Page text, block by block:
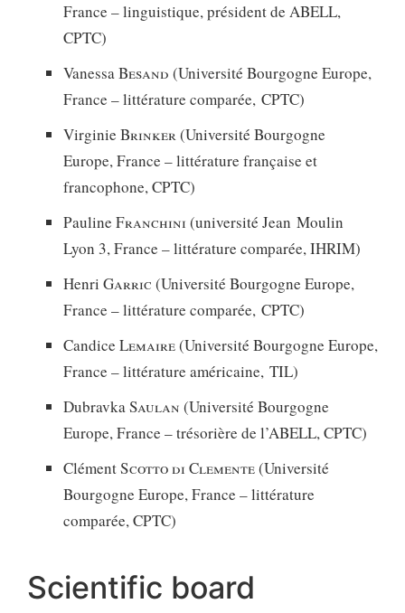
France – linguistique, président de ABELL,
CPTC)
VanessaBesand (Université Bourgogne Europe,
France – littérature comparée, CPTC)
Virginie Brinker(Université Bourgogne
Europe, France – littérature française et
francophone, CPTC)
Pauline Franchini (université Jean Moulin
Lyon 3, France – littérature comparée, IHRIM)
Henri Garric (Université Bourgogne Europe,
France – littérature comparée, CPTC)
Candice Lemaire(Université Bourgogne Europe,
France – littérature américaine, TIL)
DubravkaSaulan (Université Bourgogne
Europe, France – trésorière de l’ABELL, CPTC)
ClémentScotto di Clemente(Université
Bourgogne Europe, France – littérature
comparée, CPTC)
Scientific board